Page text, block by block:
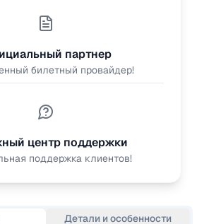
партнер
билетный провайдер!
центр поддержки
поддержка клиентов!
Детали и особенности